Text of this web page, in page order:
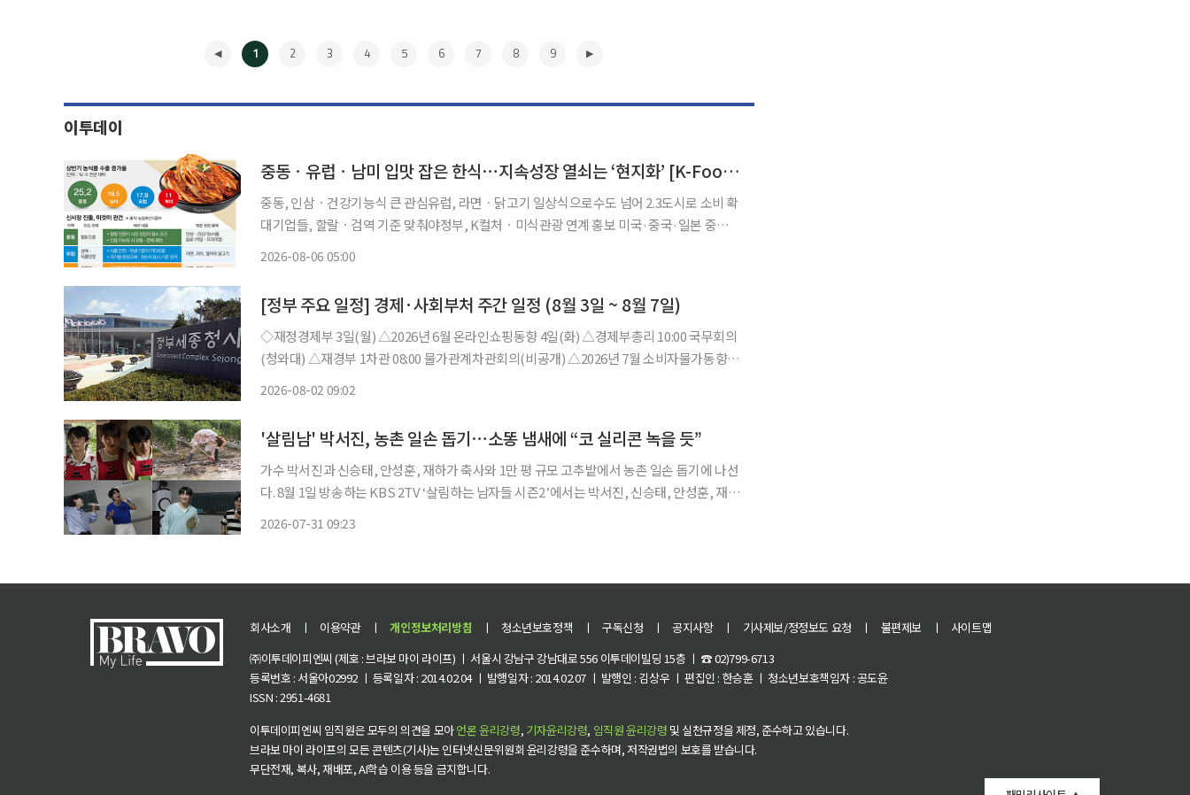
1 2 3 4 5 6 7 8 9
이투데이
중동ㆍ유럽ㆍ남미 입맛 잡은 한식⋯지속성장 열쇠는 ‘현지화’ [K-Food+ 수출 새판 짜기②]
중동, 인삼ㆍ건강기능식 큰 관심유럽, 라면ㆍ닭고기 일상식으로수도 넘어 2.3도시로 소비 확
대기업들, 할랄ㆍ검역 기준 맞춰야정부, K컬처ㆍ미식관광 연계 홍보 미국·중국·일본 중심의
2026-08-06 05:00
[정부 주요 일정] 경제·사회부처 주간 일정 (8월 3일 ~ 8월 7일)
◇재정경제부 3일(월) △2026년 6월 온라인쇼핑동향 4일(화) △경제부총리 10:00 국무회의
(청와대) △재경부 1차관 08:00 물가관계차관회의(비공개) △2026년 7월 소비자물가동향
2026-08-02 09:02
'살림남' 박서진, 농촌 일손 돕기⋯소똥 냄새에 “코 실리콘 녹을 듯”
가수 박서진과 신승태, 안성훈, 재하가 축사와 1만 평 규모 고추밭에서 농촌 일손 돕기에 나선
다. 8월 1일 방송하는 KBS 2TV ‘살림하는 남자들 시즌2’에서는 박서진, 신승태, 안성훈, 재하
2026-07-31 09:23
회사소개 ㅣ 이용약관 ㅣ 개인정보처리방침 ㅣ 청소년보호정책 ㅣ 구독신청 ㅣ 공지사항 ㅣ 기사제보/정정보도 요청 ㅣ 불편제보 ㅣ
사이트맵
㈜이투데이피엔씨 (제호 : 브라보 마이 라이프) ㅣ 서울시 강남구 강남대로 556 이투데이빌딩 15층 ㅣ ☎ 02)799-6713
등록번호 : 서울아02992 ㅣ 등록일자 : 2014.02.04 ㅣ 발행일자 : 2014.02.07 ㅣ 발행인 : 김상우 ㅣ 편집인 : 한승훈 ㅣ 청소년보호책임자 : 공도윤
ISSN : 2951-4681
이투데이피엔씨 임직원은 모두의 의견을 모아언론 윤리강령, 기자윤리강령, 임직원 윤리강령 및 실천규정을 제정, 준수하고 있습니다.
브라보 마이 라이프의 모든 콘텐츠(기사)는 인터넷신문위원회 윤리강령을 준수하며, 저작권법의 보호를 받습니다.
무단전재, 복사, 재배포, AI학습 이용 등을 금지합니다.